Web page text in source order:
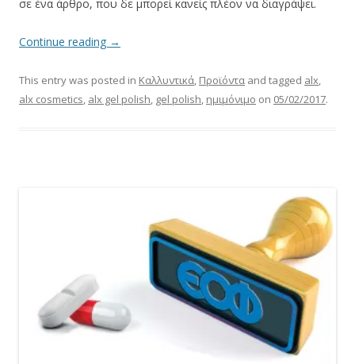
σε ένα άρθρο, που δε μπορεί κανείς πλέον να διαγράψει.
Continue reading →
This entry was posted in Καλλυντικά, Προϊόντα and tagged alx,
alx cosmetics, alx gel polish, gel polish, ημιμόνιμο on 05/02/2017.